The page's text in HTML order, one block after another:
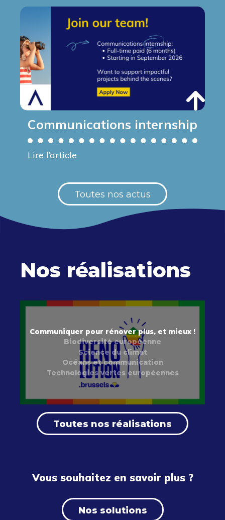
Communications internship
Lire l’article
Toutes nos actus
Nos réalisations
Communiquer pour rénover plus, et mieux !
Biodiversité européenne
Science du climat
Océans et communication
Technologies vertes européennes
Toutes nos réalisations
Vous souhaitez en savoir plus ?
Nos solutions